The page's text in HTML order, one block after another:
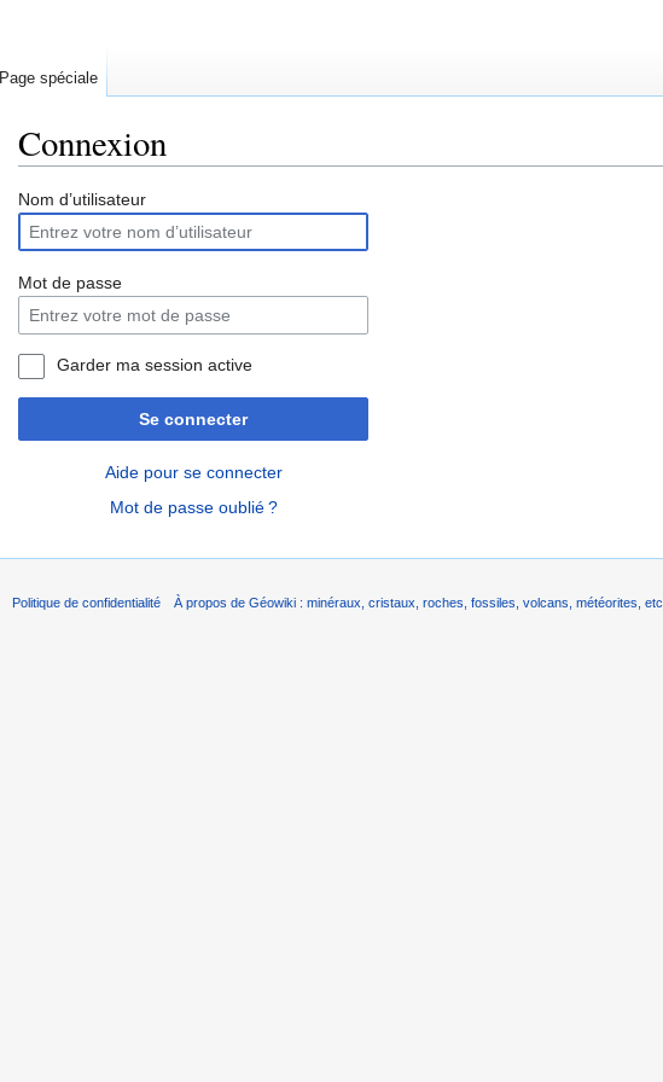
Connexion
Nom d’utilisateur
Mot de passe
Garder ma session active
Se connecter
Aide pour se connecter
Mot de passe oublié ?
Page spéciale
Politique de confidentialité À propos de Géowiki : minéraux, cristaux, roches, fossiles, volcans, météorites, etc.